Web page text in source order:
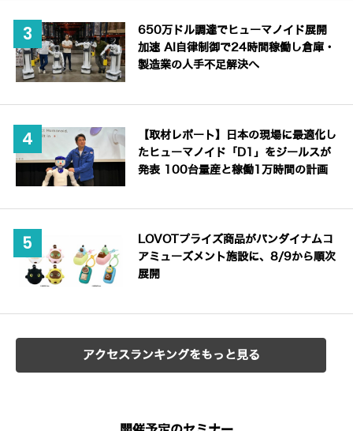
650万ドル調達でヒューマノイド展開
加速 AI自律制御で24時間稼働し倉庫・
製造業の人手不足解決へ
【取材レポート】日本の現場に最適化し
たヒューマノイド「D1」をジールスが
発表 100台量産と稼働1万時間の計画
LOVOTプライズ商品がバンダイナムコ
アミューズメント施設に、8/9から順次
展開
アクセスランキングをもっと見る